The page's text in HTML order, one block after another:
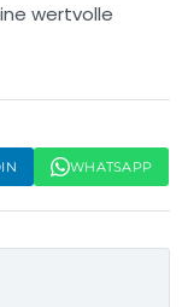
wertvolle
WHATSAPP